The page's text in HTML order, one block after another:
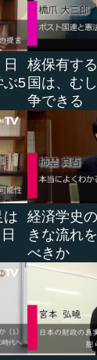
の場合は、明
、対テロにつ
年出た国家安
くなっていま
合意により、
じています。
り、イランの
ることができ
かし、この後
察の実効性や
要素が多い状
化から、現時
わざるを得な
ぶ5
核保有す
国は、む
争できる
は
経済学史
きな流れ
べきか